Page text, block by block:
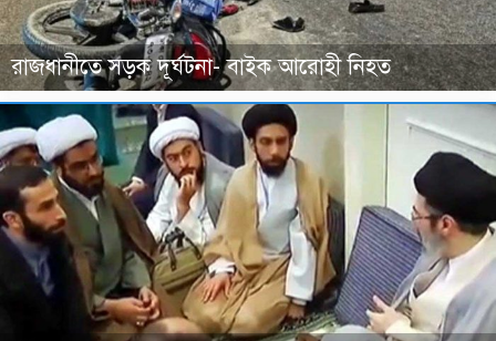
রাজধানীতে সড়ক দূর্ঘটনা- বাইক আরোহী নিহত